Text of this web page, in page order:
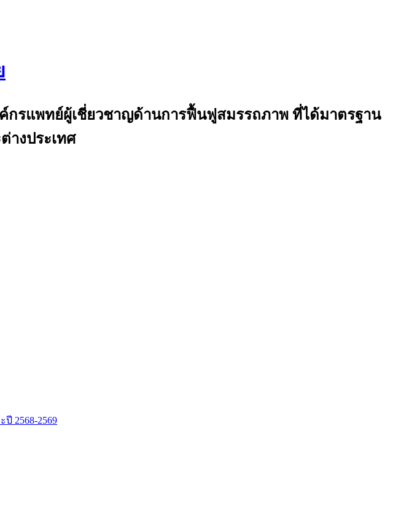
กรแพทย์ผู้เชี่ยวชาญด้านการฟื้นฟูสมรรถภาพ ที่ได้มาตรฐาน
างประเทศ
2568-2569